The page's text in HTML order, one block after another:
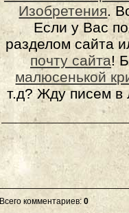
Изобретения.
Если у Вас
разделом сайта
почту сайта!
малюсенькой
т.д? Жду писем в
Всего комментариев: 0